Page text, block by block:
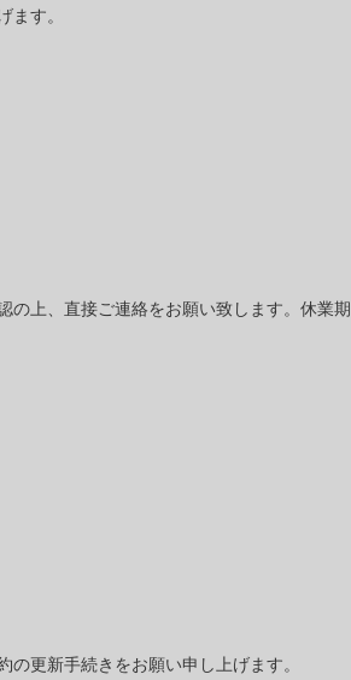
す。
上、直接ご連絡をお願い致します。休業
更新手続きをお願い申し上げます。